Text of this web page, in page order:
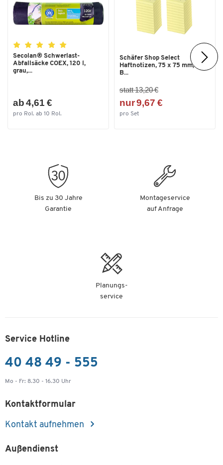
Secolan® Schwerlast-
Abfallsäcke COEX, 120 l,
grau,...
ab 4,61 €
pro Rol. ab 10 Rol.
Schäfer Shop Select
Haftnotizen, 75 x 75 mm, 100
B...
statt 13,20 €
nur 9,67 €
pro Set
Bis zu 30 Jahre
Garantie
Montageservice
auf Anfrage
Planungs-
service
Service Hotline
40 48 49 - 555
Mo - Fr: 8.30 - 16.30 Uhr
Kontaktformular
Kontakt aufnehmen
Außendienst